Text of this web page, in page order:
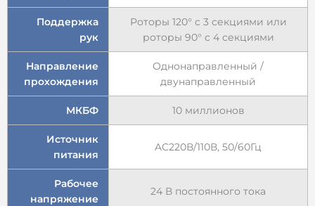
Поддержка
рук
Роторы 120° с 3 секциями или
роторы 90° с 4 секциями
Направление
прохождения
Однонаправленный /
двунаправленный
МКБФ 10 миллионов
Источник
питания
AC220В/110В, 50/60Гц
Рабочее
напряжение
24 В постоянного тока